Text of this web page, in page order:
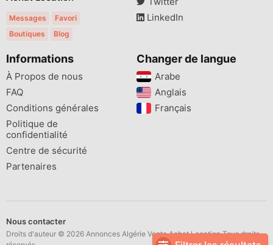
Messages
Favori
Boutiques
Blog
LinkedIn
Informations
À Propos de nous
FAQ
Conditions générales
Politique de
confidentialité
Centre de sécurité
Partenaires
Changer de langue
Arabe
Anglais
Français
Nous contacter
Droits d'auteur © 2026 Annonces Algérie Vente Achat Location Tous droits